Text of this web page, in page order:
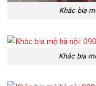
Khắc bia
Khắc bia